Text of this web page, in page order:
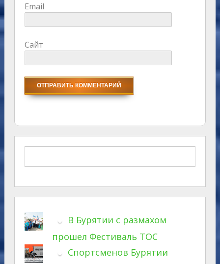
Email
Сайт
В Бурятии с размахом
прошел Фестиваль ТОС
Спортсменов Бурятии